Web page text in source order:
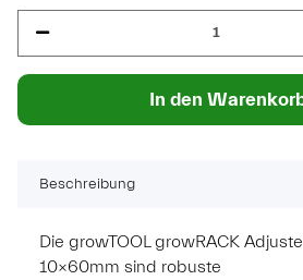
In den
Beschreibung
Die growTOOL growRACK
10x60mm sind robuste